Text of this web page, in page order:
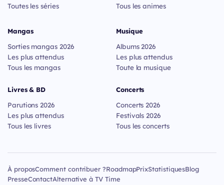
Toutes les séries
Tous les animes
Mangas
Sorties mangas 2026
Les plus attendus
Tous les mangas
Livres & BD
Parutions 2026
Les plus attendus
Tous les livres
Musique
Albums 2026
Les plus attendus
Toute la musique
Concerts
Concerts 2026
Festivals 2026
Tous les concerts
À proposComment contribuer ?RoadmapPrixStatistiquesBlog
PresseContactAlternative à TV Time